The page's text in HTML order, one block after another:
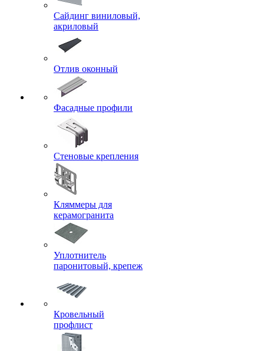
Сайдинг виниловый,
акриловый
Отлив оконный
Фасадные профили
Стеновые крепления
Кляммеры для
керамогранита
Уплотнитель
паронитовый, крепеж
Кровельный
профлист